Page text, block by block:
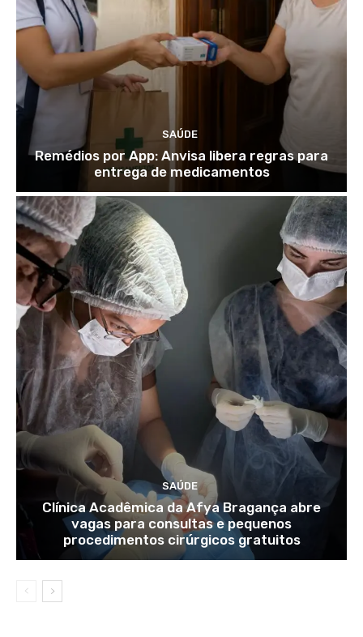
SAÚDE
Remédios por App: Anvisa libera regras para
entrega de medicamentos
SAÚDE
Clínica Acadêmica da Afya Bragança abre
vagas para consultas e pequenos
procedimentos cirúrgicos gratuitos